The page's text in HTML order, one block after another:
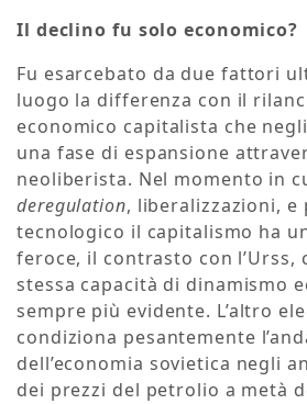
Il declino fu solo economico?
Fu esarcebato da due fattori
luogo la differenza con il
economico capitalista che
una fase di espansione
neoliberista. Nel momento in
deregulation, liberalizzazioni, e
tecnologico il capitalismo ha
feroce, il contrasto con l’Urss,
stessa capacità di dinamismo
sempre più evidente. L’altro
condiziona pesantemente
dell’economia sovietica negli
dei prezzi del petrolio a metà